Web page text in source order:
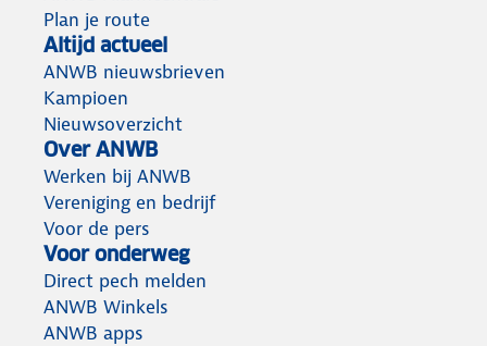
Plan je route
Altijd actueel
ANWB nieuwsbrieven
Kampioen
Nieuwsoverzicht
Over ANWB
Werken bij ANWB
Vereniging en bedrijf
Voor de pers
Voor onderweg
Direct pech melden
ANWB Winkels
ANWB apps